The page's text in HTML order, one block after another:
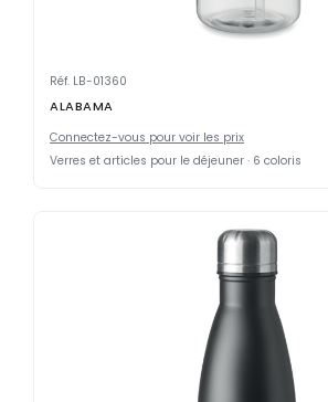
Réf. LB-01360
ALABAMA
Connectez-vous pour voir les prix
Verres et articles pour le déjeuner · 6 coloris